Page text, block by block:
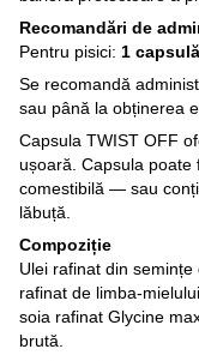
Recomandări de
Pentru pisici: 1
Se recomandă
sau până la obținerea
Capsula TWIST OFF
ușoară. Capsula
comestibilă — sau
lăbuță.
Compoziție
Ulei rafinat din
rafinat de limba-
soia rafinat Glycine
brută.